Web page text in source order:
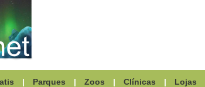
| Parques | Zoos | Clínicas | Lojas